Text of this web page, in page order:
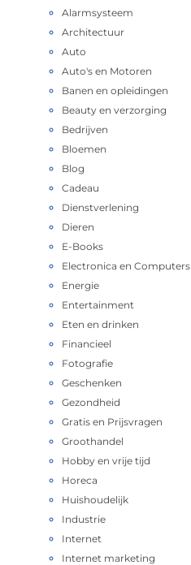
Alarmsysteem
Architectuur
Auto
Auto's en Motoren
Banen en opleidingen
Beauty en verzorging
Bedrijven
Bloemen
Blog
Cadeau
Dienstverlening
Dieren
E-Books
Electronica en Computers
Energie
Entertainment
Eten en drinken
Financieel
Fotografie
Geschenken
Gezondheid
Gratis en Prijsvragen
Groothandel
Hobby en vrije tijd
Horeca
Huishoudelijk
Industrie
Internet
Internet marketing